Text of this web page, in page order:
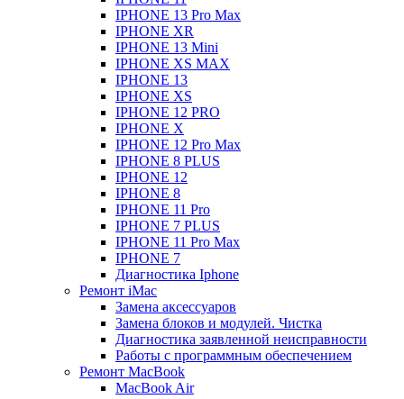
IPHONE 13 Pro Max
IPHONE XR
IPHONE 13 Mini
IPHONE XS MAX
IPHONE 13
IPHONE XS
IPHONE 12 PRO
IPHONE X
IPHONE 12 Pro Max
IPHONE 8 PLUS
IPHONE 12
IPHONE 8
IPHONE 11 Pro
IPHONE 7 PLUS
IPHONE 11 Pro Max
IPHONE 7
Диагностика Iphone
Ремонт iMac
Замена аксессуаров
Замена блоков и модулей. Чистка
Диагностика заявленной неисправности
Работы с программным обеспечением
Ремонт MacBook
MacBook Air